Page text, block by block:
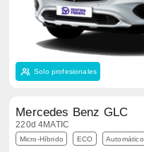
Solo profesionales
Mercedes Benz GLC
220d 4MATIC
Micro-Híbrido ECO Automático